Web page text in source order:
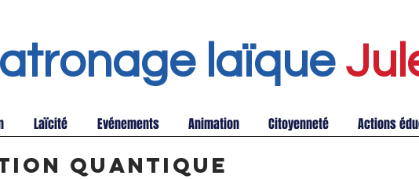
laïque
Laïcité Evénements Animation Citoyenneté Actions
quantique